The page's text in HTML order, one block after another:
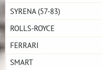
SYRENA (57-83)
ROLLS-ROYCE
FERRARI
SMART